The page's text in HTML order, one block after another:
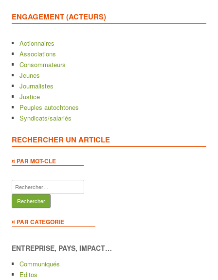
ENGAGEMENT (ACTEURS)
Actionnaires
Associations
Consommateurs
Jeunes
Journalistes
Justice
Peuples autochtones
Syndicats/salariés
RECHERCHER UN ARTICLE
¤ PAR MOT-CLE
Rechercher :
¤ PAR CATEGORIE
ENTREPRISE, PAYS, IMPACT…
Communiqués
Editos